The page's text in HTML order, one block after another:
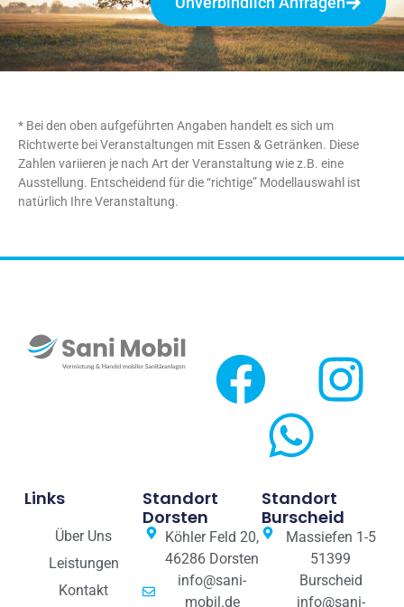
* Bei den oben aufgeführten Angaben handelt es sich um
Richtwerte bei Veranstaltungen mit Essen & Getränken. Diese
Zahlen variieren je nach Art der Veranstaltung wie z.B. eine
Ausstellung. Entscheidend für die “richtige” Modellauswahl ist
natürlich Ihre Veranstaltung.
Links
Über Uns
Leistungen
Kontakt
Standort
Dorsten
Köhler Feld 20,
46286 Dorsten
info@sani-
mobil.de
Standort
Burscheid
Massiefen 1-5
51399
Burscheid
info@sani-